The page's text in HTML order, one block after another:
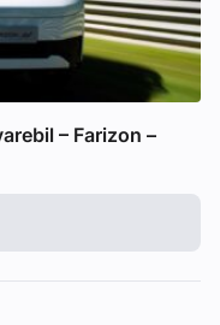
– Farizon –